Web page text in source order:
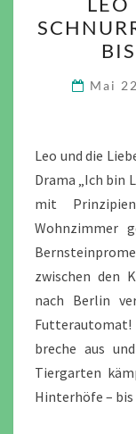
Mai
Leo und die
Drama „Ich bin
mit
Wohnzimmer
zwischen den
nach Berlin
Futterautomat!
breche aus
Tiergarten
Hinterhöfe –